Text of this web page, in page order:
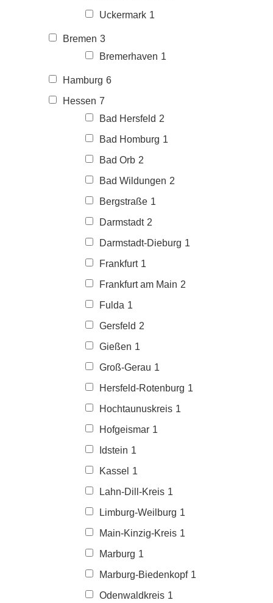
Uckermark 1
Bremen 3
Bremerhaven 1
Hamburg 6
Hessen 7
Bad Hersfeld 2
Bad Homburg 1
Bad Orb 2
Bad Wildungen 2
Bergstraße 1
Darmstadt 2
Darmstadt-Dieburg 1
Frankfurt 1
Frankfurt am Main 2
Fulda 1
Gersfeld 2
Gießen 1
Groß-Gerau 1
Hersfeld-Rotenburg 1
Hochtaunuskreis 1
Hofgeismar 1
Idstein 1
Kassel 1
Lahn-Dill-Kreis 1
Limburg-Weilburg 1
Main-Kinzig-Kreis 1
Marburg 1
Marburg-Biedenkopf 1
Odenwaldkreis 1